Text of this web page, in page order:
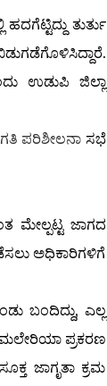
ತುರ್ತು
ಉಡುಪಿ ಜಿಲ್ಲಾ
ಪರಿಶೀಲನಾ ಸಭೆ
ಜಾಗದ
ಅಧಿಕಾರಿಗಳಿಗೆ
ಬಂದಿದ್ದು, ಎಲ್ಲ
ಮಲೇರಿಯಾ ಪ್ರಕರಣ
ಜಾಗೃತಾ ಕ್ರಮ